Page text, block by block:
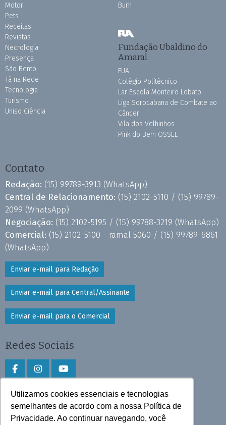
Utilizamos cookies essenciais e tecnologias
semelhantes de acordo com a nossa Política de
Privacidade. Ao continuar navegando, você
Motor
Pets
Receitas
Revistas
Necrologia
Presença
São Bento
Tá na Rede
Tecnologia
Turismo
Uniso Ciência
Burh
Fundação Ubaldino do
Amaral
FUA
Colégio Politécnico
Lar Escola Monteiro Lobato
Liga Sorocabana de Combate ao
Câncer
Vila dos Velhinhos
Pink do Bem OSSEL
Contato
Redação: (15) 99789-3913 (WhatsApp)
Central de Relacionamento: (15) 2102-5110 / (15) 99789-
2099 (WhatsApp)
Negociação: (15) 2102-5195 / (15) 99788-3219 (WhatsApp)
Comercial: (15) 2102-5100 - ramal 5060 / (15) 99789-6861
(WhatsApp)
Enviar e-mail para Redação
Enviar e-mail para Central/Assinante
Enviar e-mail para o Comercial
Redes Sociais
Faça download do aplicativo
Play Store e App Store